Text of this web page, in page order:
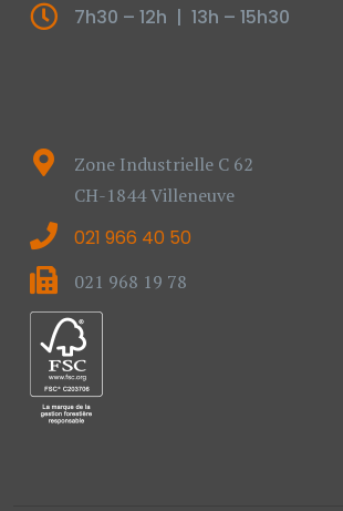
7h30 – 12h | 13h – 15h30
Zone Industrielle C 62
CH-1844 Villeneuve
021 966 40 50
021 968 19 78